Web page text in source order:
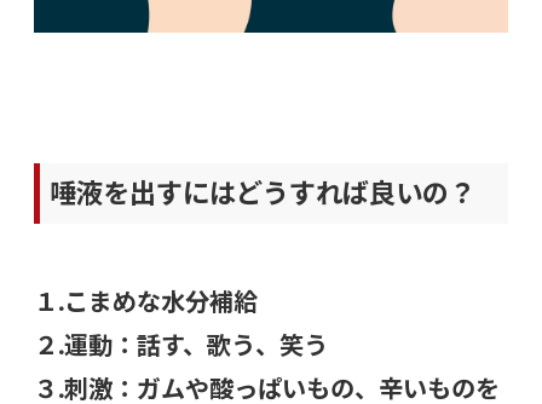
唾液を出すにはどうすれば良いの？
１.こまめな水分補給
２.運動：話す、歌う、笑う
３.刺激：ガムや酸っぱいもの、辛いものを